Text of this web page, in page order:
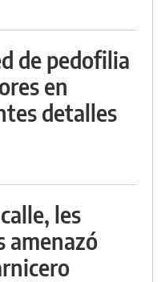
de pedofilia
en
detalles
les
amenazó